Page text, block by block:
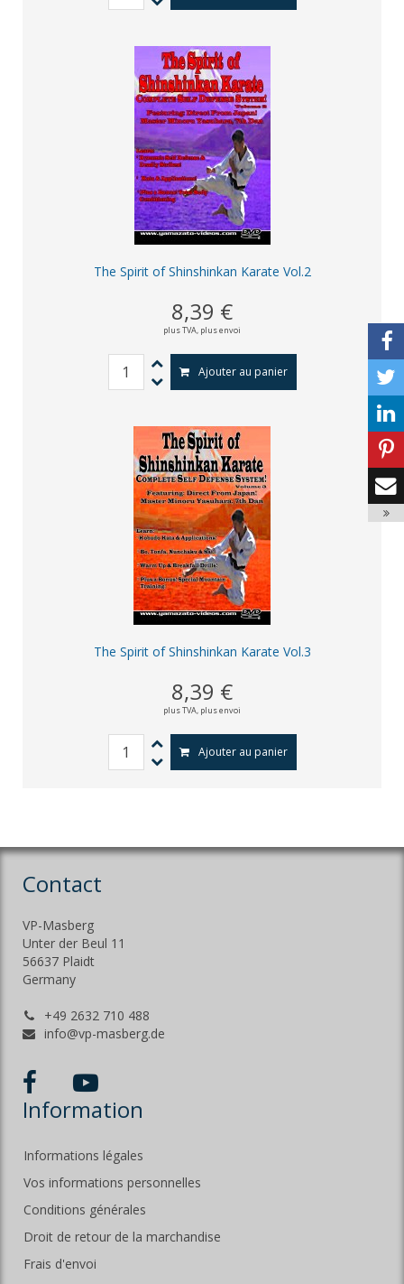
The Spirit of Shinshinkan Karate Vol.2
8,39 €
plus TVA, plus envoi
Ajouter au panier
The Spirit of Shinshinkan Karate Vol.3
8,39 €
plus TVA, plus envoi
Ajouter au panier
Contact
VP-Masberg
Unter der Beul 11
56637 Plaidt
Germany
+49 2632 710 488
info@vp-masberg.de
Information
Informations légales
Vos informations personnelles
Conditions générales
Droit de retour de la marchandise
Frais d'envoi